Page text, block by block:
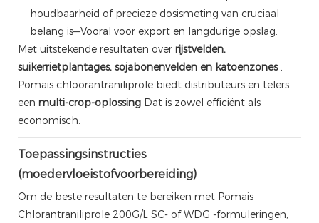
houdbaarheid of precieze dosismeting van cruciaal
belang is—Vooral voor export en langdurige opslag.
Met uitstekende resultaten over rijstvelden,
suikerrietplantages, sojabonenvelden en katoenzones ,
Pomais chloorantraniliprole biedt distributeurs en telers
een multi-crop-oplossing Dat is zowel efficiënt als
economisch.
Toepassingsinstructies
(moedervloeistofvoorbereiding)
Om de beste resultaten te bereiken met Pomais
Chlorantraniliprole 200G/L SC- of WDG -formuleringen,